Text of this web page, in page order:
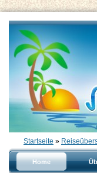
Startseite »
Home